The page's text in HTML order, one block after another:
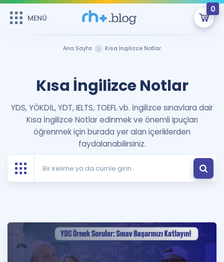
MENÜ
0
Şifremi Hatırlamıyorum
GİRİŞ YAP
Sepetin Şu An Boş.
Remzi Hoca ile seni sınava hazırlayacak onlarca eğitim seni
MENÜ
Çalışma Paketleri
Kitaplar ve Kaynaklar
Katılımcı Görüşleri
Faydalı Araçlar
Puan Hesaplama
Rehberlik Aracı
Ana Sayfa Kısa İngilizce Notlar
Kısa İngilizce Notlar
YDS, YÖKDİL, YDT, IELTS, TOEFL vb. İngilizce sınavlara dair
Kısa İngilizce Notlar edinmek ve önemli ipuçları
öğrenmek için burada yer alan içeriklerden
faydalanabilirsiniz.